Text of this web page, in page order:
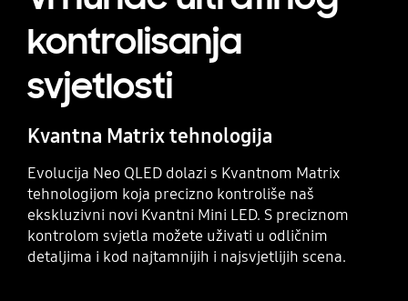
kontrolisanja
svjetlosti
Kvantna Matrix tehnologija
Evolucija Neo QLED dolazi s Kvantnom Matrix
tehnologijom koja precizno kontroliše naš
ekskluzivni novi Kvantni Mini LED. S preciznom
kontrolom svjetla možete uživati u odličnim
detaljima i kod najtamnijih i najsvjetlijih scena.